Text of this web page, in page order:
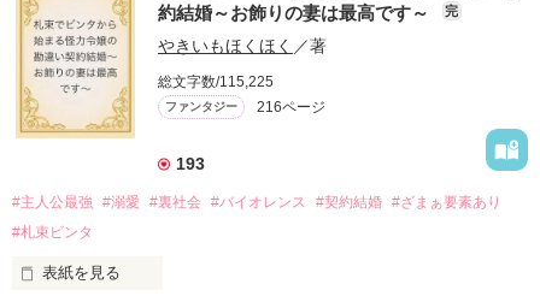
約結婚～お飾りの妻は最高です～
完
やきいもほくほく ／著
総文字数/115,225
ファンタジー 216ページ
193
#主人公最強 #溺愛 #裏社会 #バイオレンス #契約結婚 #ざまぁ要素あり
#札束ビンタ
表紙を見る